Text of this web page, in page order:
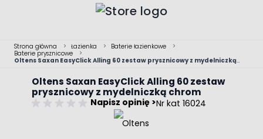
Strona główna > Łazienka > Baterie łazienkowe
>
Baterie prysznicowe
>
Oltens Saxan EasyClick Alling 60 zestaw prysznicowy z mydelniczką
Oltens Saxan EasyClick Alling 60 zestaw
prysznicowy z mydelniczką chrom
Napisz opinię >Nr kat 16024